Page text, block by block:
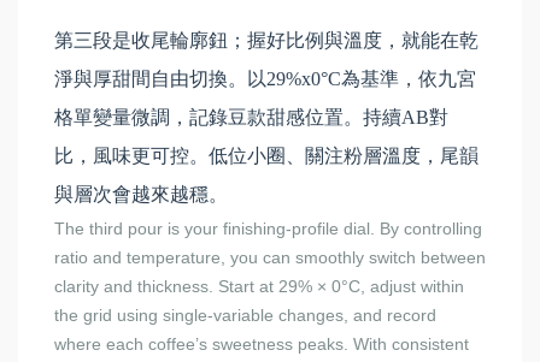
第三段是收尾輪廓鈕；握好比例與溫度，就能在乾
淨與厚甜間自由切換。以29%x0°C為基準，依九宮
格單變量微調，記錄豆款甜感位置。持續AB對
比，風味更可控。低位小圈、關注粉層溫度，尾韻
與層次會越來越穩。
The third pour is your finishing-profile dial. By controlling
ratio and temperature, you can smoothly switch between
clarity and thickness. Start at 29% × 0°C, adjust within
the grid using single-variable changes, and record
where each coffee’s sweetness peaks. With consistent